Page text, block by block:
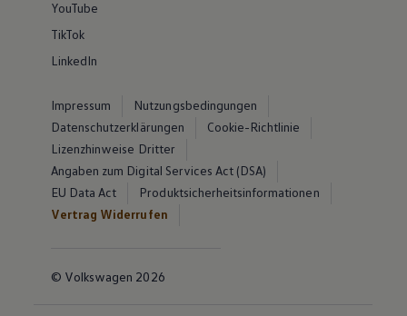
YouTube
TikTok
LinkedIn
Impressum
Nutzungsbedingungen
Datenschutzerklärungen
Cookie-Richtlinie
Lizenzhinweise Dritter
Angaben zum Digital Services Act (DSA)
EU Data Act
Produktsicherheitsinformationen
Vertrag Widerrufen
© Volkswagen 2026